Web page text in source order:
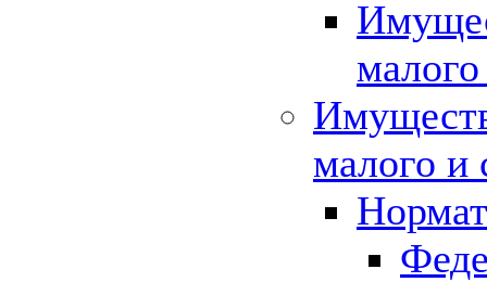
малого и